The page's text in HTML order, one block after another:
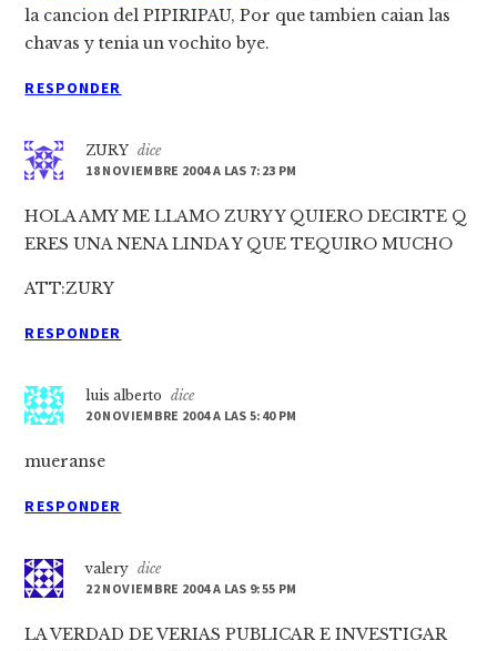
la cancion del PIPIRIPAU, Por que tambien caian las
chavas y tenia un vochito bye.
RESPONDER
ZURY dice
18 NOVIEMBRE 2004 A LAS 7:23 PM
HOLA AMY ME LLAMO ZURY Y QUIERO DECIRTE Q
ERES UNA NENA LINDA Y QUE TEQUIRO MUCHO
ATT:ZURY
RESPONDER
luis alberto
dice
20 NOVIEMBRE 2004 A LAS 5:40 PM
mueranse
RESPONDER
valery dice
22 NOVIEMBRE 2004 A LAS 9:55 PM
LA VERDAD DE VERIAS PUBLICAR E INVESTIGAR